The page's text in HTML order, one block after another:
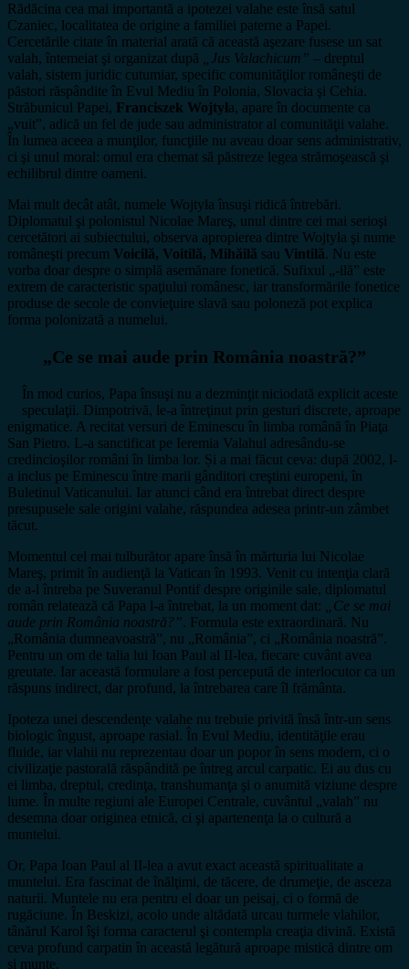
Rădăcina cea mai importantă a ipotezei valahe este însă satul
Czaniec, localitatea de origine a familiei paterne a Papei.
Cercetările citate în material arată că această aşezare fusese un sat
valah, întemeiat şi organizat după
„Jus Valachicum” – dreptul
valah, sistem juridic cutumiar, specific comunităţilor româneşti de
păstori răspândite în Evul Mediu în Polonia, Slovacia şi Cehia.
Străbunicul Papei, Franciszek Wojtyła, apare în documente ca
„vuit”, adică un fel de jude sau administrator al comunităţii valahe.
În lumea aceea a munţilor, funcţiile nu aveau doar sens administrativ,
ci şi unul moral: omul era chemat să păstreze legea strămoşească şi
echilibrul dintre oameni.
Mai mult decât atât, numele Wojtyła însuşi ridică întrebări.
Diplomatul şi polonistul Nicolae Mareş, unul dintre cei mai serioşi
cercetători ai subiectului, observa apropierea dintre Wojtyła şi nume
româneşti precum Voicilă, Voitilă, Mihăilă sau Vintilă. Nu este
vorba doar despre o simplă asemănare fonetică. Sufixul „-ilă” este
extrem de caracteristic spaţiului românesc, iar transformările fonetice
produse de secole de convieţuire slavă sau poloneză pot explica
forma polonizată a numelui.
„Ce se mai aude prin România noastră?”
În mod curios, Papa însuşi nu a dezminţit niciodată explicit aceste
speculaţii. Dimpotrivă, le-a întreţinut prin gesturi discrete, aproape
enigmatice. A recitat versuri de Eminescu în limba română în Piaţa
San Pietro. L-a sanctificat pe Ieremia Valahul adresându-se
credincioşilor români în limba lor. Și a mai făcut ceva: după 2002, l-
a inclus pe Eminescu între marii gânditori creştini europeni, în
Buletinul Vaticanului. Iar atunci când era întrebat direct despre
presupusele sale origini valahe, răspundea adesea printr-un zâmbet
tăcut.
Momentul cel mai tulburător apare însă în mărturia lui Nicolae
Mareş, primit în audienţă la Vatican în 1993. Venit cu intenţia clară
de a-l întreba pe Suveranul Pontif despre originile sale, diplomatul
român relatează că Papa l-a întrebat, la un moment dat:
„Ce se mai
aude prin România noastră?”. Formula este extraordinară. Nu
„România dumneavoastră”, nu „România”, ci „România noastră”.
Pentru un om de talia lui Ioan Paul al II-lea, fiecare cuvânt avea
greutate. Iar această formulare a fost percepută de interlocutor ca un
răspuns indirect, dar profund, la întrebarea care îl frământa.
Ipoteza unei descendenţe valahe nu trebuie privită însă într-un sens
biologic îngust, aproape rasial. În Evul Mediu, identităţile erau
fluide, iar vlahii nu reprezentau doar un popor în sens modern, ci o
civilizaţie pastorală răspândită pe întreg arcul carpatic. Ei au dus cu
ei limba, dreptul, credinţa, transhumanţa şi o anumită viziune despre
lume. În multe regiuni ale Europei Centrale, cuvântul „valah” nu
desemna doar originea etnică, ci şi apartenenţa la o cultură a
muntelui.
Or, Papa Ioan Paul al II-lea a avut exact această spiritualitate a
muntelui. Era fascinat de înălţimi, de tăcere, de drumeţie, de asceza
naturii. Muntele nu era pentru el doar un peisaj, ci o formă de
rugăciune. În Beskizi, acolo unde altădată urcau turmele vlahilor,
tânărul Karol îşi forma caracterul şi contempla creaţia divină. Există
ceva profund carpatin în această legătură aproape mistică dintre om
şi munte.